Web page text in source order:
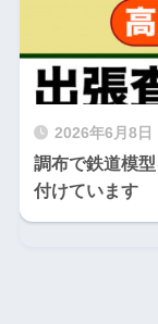
2026年6月8日
調布で鉄道模
付けています